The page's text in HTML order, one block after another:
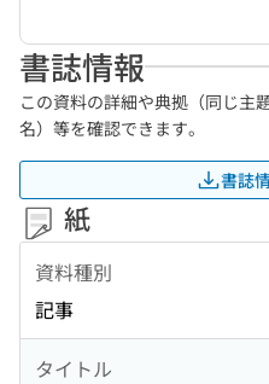
書誌情報
この資料の詳細や典拠（同じ主
名）等を確認できます。
書誌
紙
資料種別
記事
タイトル